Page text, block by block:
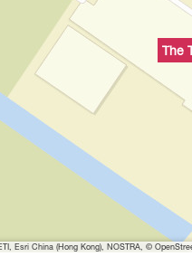
The
Esri China (Hong Kong), NOSTRA, ©